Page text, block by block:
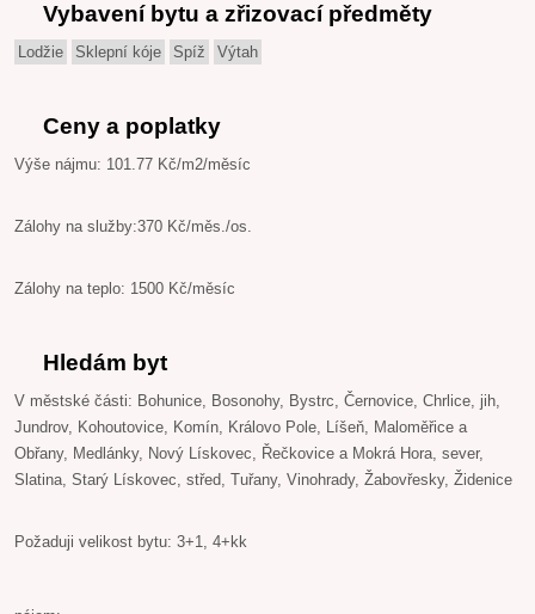
Vybavení bytu a zřizovací předměty
Lodžie Sklepní kóje Spíž Výtah
Ceny a poplatky
Výše nájmu: 101.77 Kč/m2/měsíc
Zálohy na služby:370 Kč/měs./os.
Zálohy na teplo: 1500 Kč/měsíc
Hledám byt
V městské části: Bohunice, Bosonohy, Bystrc, Černovice, Chrlice, jih,
Jundrov, Kohoutovice, Komín, Královo Pole, Líšeň, Maloměřice a
Obřany, Medlánky, Nový Lískovec, Řečkovice a Mokrá Hora, sever,
Slatina, Starý Lískovec, střed, Tuřany, Vinohrady, Žabovřesky, Židenice
Požaduji velikost bytu: 3+1, 4+kk